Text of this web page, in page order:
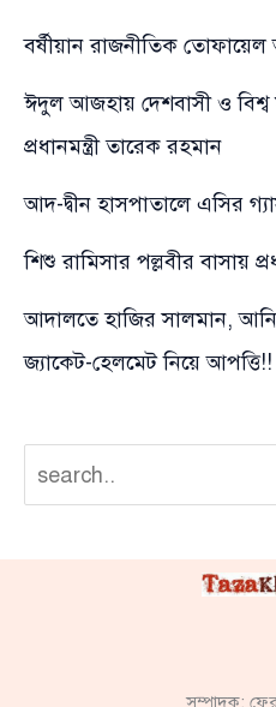
বর্ষীয়ান রাজনীতিক
ঈদুল আজহায় দেশবাসী ও
প্রধানমন্ত্রী তারেক রহমান
আদ-দ্বীন হাসপাতালে এসির
শিশু রামিসার পল্লবীর বাসায়
আদালতে হাজির সালমান,
জ্যাকেট-হেলমেট নিয়ে আপত্তি!!
Search
সম্পাদক: